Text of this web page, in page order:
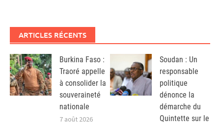
ARTICLES RÉCENTS
Burkina Faso :
Traoré appelle
à consolider la
souveraineté
nationale
7 août 2026
Soudan : Un
responsable
politique
dénonce la
démarche du
Quintette sur le